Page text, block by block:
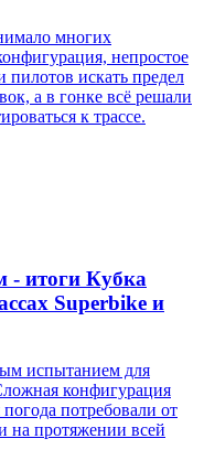
многих
непростое
пилотов искать предел
а в гонке всё решали
к трассе.
- итоги Кубка
Superbike и
испытанием для
конфигурация
потребовали от
на протяжении всей